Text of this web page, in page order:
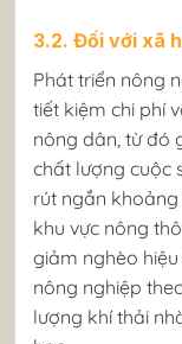
3.2. Đối với xã
Phát triển nông
tiết kiệm chi phí
nông dân, từ đó
chất lượng cuộc
rút ngắn
khu vực nông
giảm nghèo
nông nghiệp
lượng khí thải